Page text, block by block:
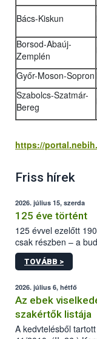
Bács-Kiskun
Borsod-Abaúj-
Zemplén
Győr-Moson-Sopron
Szabolcs-Szatmár-
Bereg
https://
Friss hírek
2026. július 15, szerda
125 éve történt
125 évvel ezelőtt
csak részben – a
állomás a Kis Rókus
tervezett új épületébe.
TOVÁBB >
2026. július 6, hétfő
Az ebek
szakértők listája
A kedvtelésből